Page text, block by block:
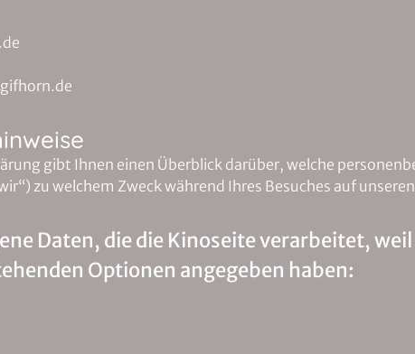
gibt Ihnen einen Überblick darüber, welche
zu welchem Zweck während Ihres Besuches auf
Daten, die die Kinoseite verarbeitet,
Optionen angegeben haben: